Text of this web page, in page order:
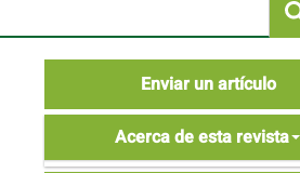
un
artículo
Enviar un artículo
Acerca de esta revista